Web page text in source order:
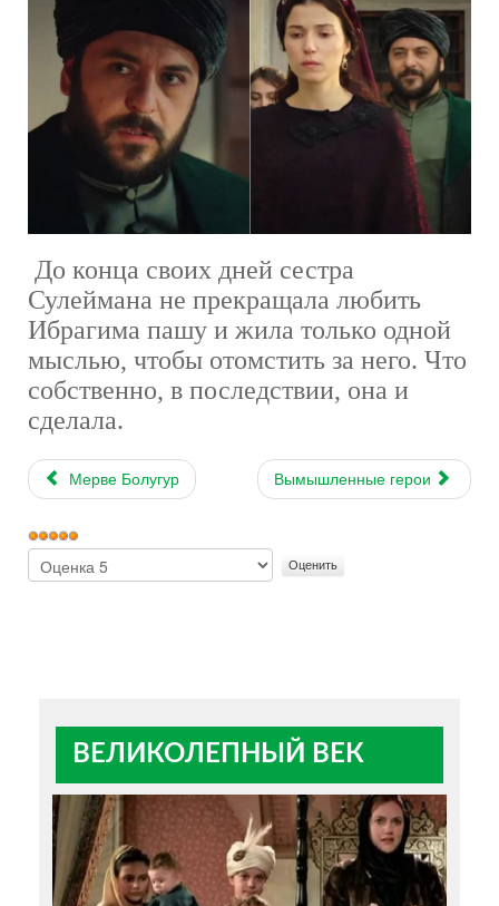
До конца своих дней сестра
Сулеймана не прекращала любить
Ибрагима пашу и жила только одной
мыслью, чтобы отомстить за него. Что
собственно, в последствии, она и
сделала.
Мерве Болугур Вымышленные герои
Рейтинг:
Пожалуйста,
ВЕЛИКОЛЕПНЫЙ ВЕК